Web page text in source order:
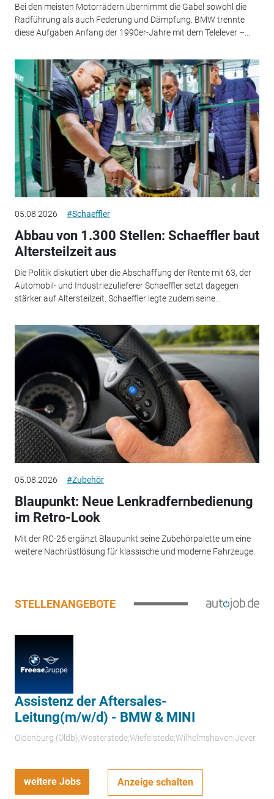
Bei den meisten Motorrädern übernimmt die Gabel sowohl die
Radführung als auch Federung und Dämpfung. BMW trennte
diese Aufgaben Anfang der 1990er-Jahre mit dem Telelever –...
05.08.2026 #Schaeffler
Abbau von 1.300 Stellen: Schaeffler baut
Altersteilzeit aus
Die Politik diskutiert über die Abschaffung der Rente mit 63, der
Automobil- und Industriezulieferer Schaeffler setzt dagegen
stärker auf Altersteilzeit. Schaeffler legte zudem seine...
05.08.2026 #Zubehör
Blaupunkt: Neue Lenkradfernbedienung
im Retro-Look
Mit der RC-26 ergänzt Blaupunkt seine Zubehörpalette um eine
weitere Nachrüstlösung für klassische und moderne Fahrzeuge.
STELLENANGEBOTE
Assistenz der Aftersales-
Leitung(m/w/d) - BMW & MINI
Oldenburg (Oldb);Westerstede;Wiefelstede;Wilhelmshaven;Jever
weitere Jobs Anzeige schalten